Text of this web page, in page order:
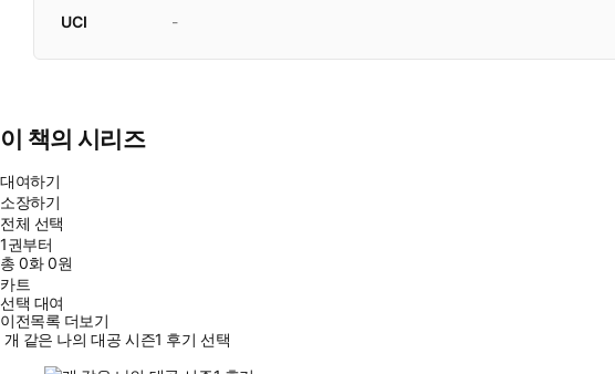
UCI
-
이 책의 시리즈
대여하기
소장하기
전체 선택
1권부터
총0화0원
카트
선택 대여
이전목록 더보기
개 같은 나의 대공 시즌1 후기 선택